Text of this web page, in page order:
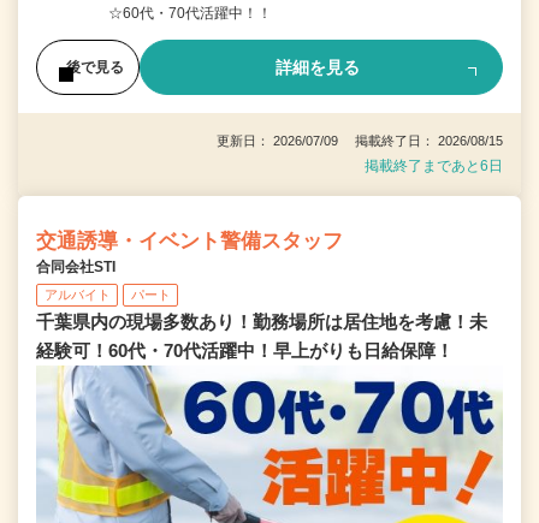
☆60代・70代活躍中！！
後で見る 詳細を見る
更新日： 2026/07/09 掲載終了日： 2026/08/15
掲載終了まであと6日
交通誘導・イベント警備スタッフ
合同会社STI
アルバイト パート
千葉県内の現場多数あり！勤務場所は居住地を考慮！未
経験可！60代・70代活躍中！早上がりも日給保障！